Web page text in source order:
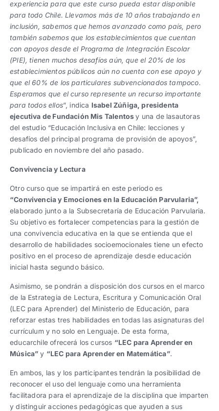
experiencia para que este curso pueda estar disponible
para todo Chile. Llevamos más de 10 años trabajando en
inclusión, sabemos que hemos avanzado como país, pero
también sabemos que los establecimientos que cuentan
con apoyos desde el Programa de Integración Escolar
(PIE), tienen muchos desafíos aún, que el 20% de los
establecimientos públicos aún no cuenta con ese apoyo y
que el 60% de los particulares subvencionados tampoco.
Esperamos que el curso represente un recurso importante
para todos ellos”, indica Isabel Zúñiga, presidenta
ejecutiva de Fundación Mis Talentosy una de lasautoras
del estudio “Educación Inclusiva en Chile: lecciones y
desafíos del principal programa de provisión de apoyos”,
publicado en noviembre del año pasado.
Convivencia y Lectura
Otro curso que se impartirá en este periodo es
“Convivencia y Emociones en la Educación Parvularia”,
elaborado junto a la Subsecretaría de Educación Parvularia.
Su objetivo es fortalecer competencias para la gestión de
una convivencia educativa en la que se entienda que el
desarrollo de habilidades socioemocionales tiene un efecto
positivo en el proceso de aprendizaje desde educación
inicial hasta segundo básico.
Asimismo, se pondrán a disposición dos cursos en el marco
de la Estrategia de Lectura, Escritura y Comunicación Oral
(LEC para Aprender) del Ministerio de Educación, para
reforzar estas tres habilidades en todas las asignaturas del
currículum y no solo en Lenguaje. De esta forma,
educarchile ofrecerá los cursos “LEC para Aprender en
Música” y “LEC para Aprender en Matemática”.
En ambos, las y los participantes tendrán la posibilidad de
reconocer el uso del lenguaje como una herramienta
facilitadora para el aprendizaje de la disciplina que imparten
y distinguir acciones pedagógicas que ayuden a sus